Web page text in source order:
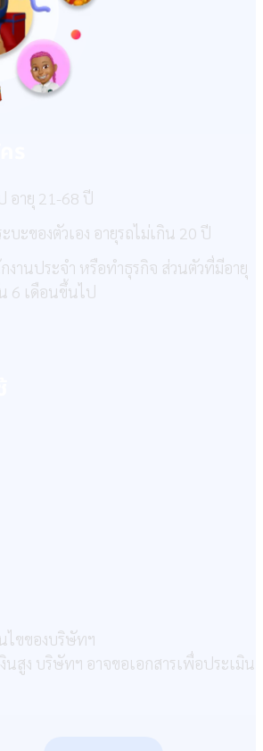
อายุ 21-68 ปี
ะบะของตัวเอง อายุรถไม่เกิน 20 ปี
งานประจำ หรือทำธุรกิจ ส่วนตัวที่มีอายุ
6 เดือนขึ้นไป
ไขของบริษัทฯ
นสูง บริษัทฯ อาจขอเอกสารเพื่อประเมิน